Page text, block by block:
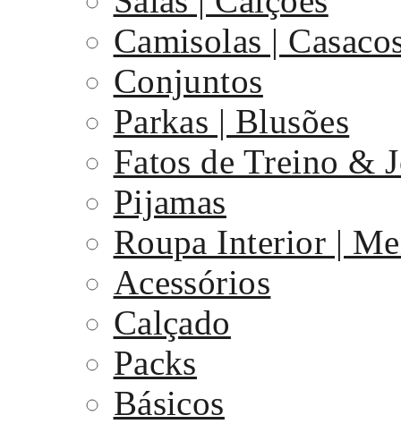
Camisolas |
Conjuntos
Parkas | Blusões
Fatos de Treino &
Pijamas
Roupa Interior |
Acessórios
Calçado
Packs
Básicos